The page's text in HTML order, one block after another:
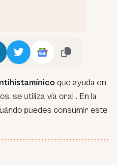
que ayuda en
se utiliza vía oral . En la
puedes consumir este